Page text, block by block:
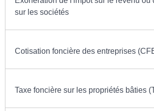
sur les sociétés
Cotisation foncière des entreprises
Taxe foncière sur les propriétés bâties